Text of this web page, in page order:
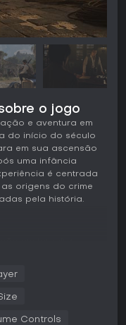
o jogo
e aventura em
do início do século
em sua ascensão
uma infância
é centrada
origens do crime
pela história.
de cano
posicionamento
condução de carros
Controls